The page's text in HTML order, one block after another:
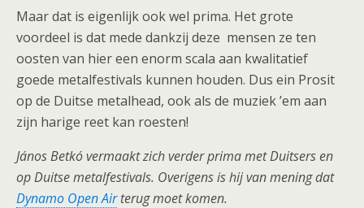
Maar dat is eigenlijk ook wel prima. Het grote
voordeel is dat mede dankzij deze mensen ze ten
oosten van hier een enorm scala aan kwalitatief
goede metalfestivals kunnen houden. Dus ein Prosit
op de Duitse metalhead, ook als de muziek ’em aan
zijn harige reet kan roesten!
János Betkó vermaakt zich verder prima met Duitsers en
op Duitse metalfestivals. Overigens is hij van mening dat
Dynamo Open Airterug moet komen.